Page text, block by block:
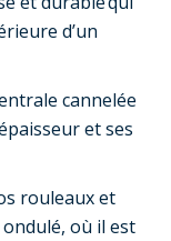
d’un
cannelée
et ses
rouleaux et
où il est